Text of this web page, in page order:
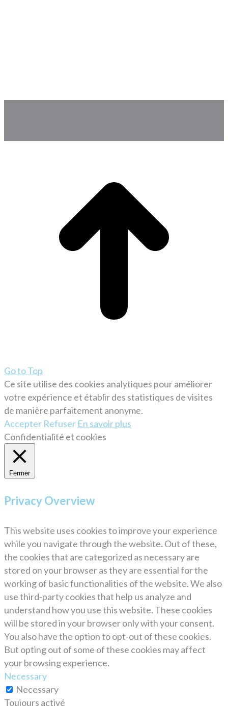
Go to Top
Ce site utilise des cookies analytiques pour améliorer
votre expérience et établir des statistiques de visites
de manière parfaitement anonyme.
Accepter Refuser En savoir plus
Confidentialité et cookies
Fermer
Privacy Overview
This website uses cookies to improve your experience
while you navigate through the website. Out of these,
the cookies that are categorized as necessary are
stored on your browser as they are essential for the
working of basic functionalities of the website. We also
use third-party cookies that help us analyze and
understand how you use this website. These cookies
will be stored in your browser only with your consent.
You also have the option to opt-out of these cookies.
But opting out of some of these cookies may affect
your browsing experience.
Necessary
Necessary
Toujours activé